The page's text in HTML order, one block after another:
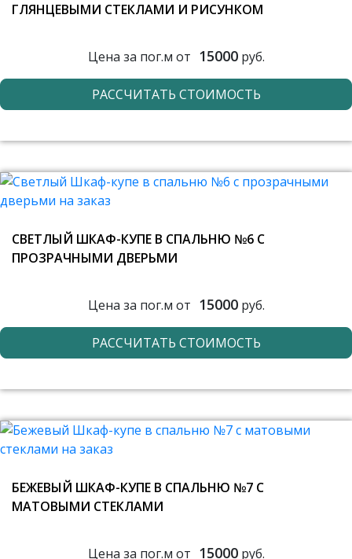
ГЛЯНЦЕВЫМИ СТЕКЛАМИ И РИСУНКОМ
Цена за пог.м от 15000руб.
РАССЧИТАТЬ СТОИМОСТЬ
СВЕТЛЫЙ ШКАФ-КУПЕ В СПАЛЬНЮ №6 С
ПРОЗРАЧНЫМИ ДВЕРЬМИ
Цена за пог.м от 15000руб.
РАССЧИТАТЬ СТОИМОСТЬ
БЕЖЕВЫЙ ШКАФ-КУПЕ В СПАЛЬНЮ №7 С
МАТОВЫМИ СТЕКЛАМИ
Цена за пог.м от 15000руб.